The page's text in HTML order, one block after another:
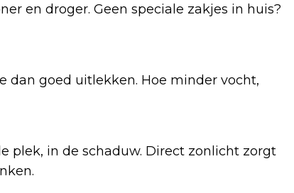
en droger. Geen speciale zakjes in huis?
dan goed uitlekken. Hoe minder vocht,
plek, in de schaduw. Direct zonlicht zorgt